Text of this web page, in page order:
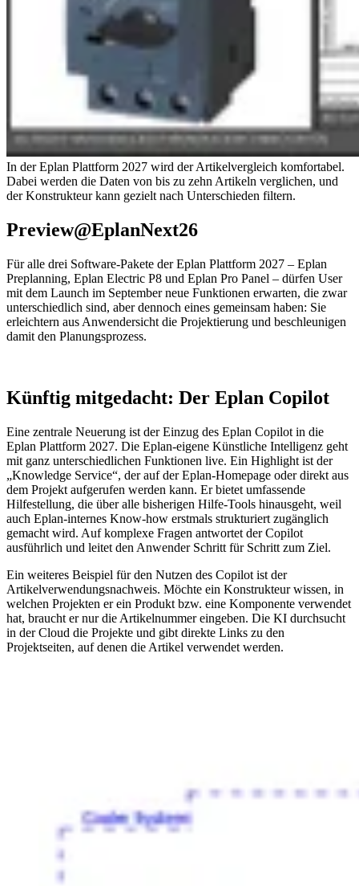
In der Eplan Plattform 2027 wird der Artikelvergleich komfortabel.
Dabei werden die Daten von bis zu zehn Artikeln verglichen, und
der Konstrukteur kann gezielt nach Unterschieden filtern.
Preview@EplanNext26
Für alle drei Software-Pakete der Eplan Plattform 2027 – Eplan
Preplanning, Eplan Electric P8 und Eplan Pro Panel – dürfen User
mit dem Launch im September neue Funktionen erwarten, die zwar
unterschiedlich sind, aber dennoch eines gemeinsam haben: Sie
erleichtern aus Anwendersicht die Projektierung und beschleunigen
damit den Planungsprozess.
Künftig mitgedacht: Der Eplan Copilot
Eine zentrale Neuerung ist der Einzug des Eplan Copilot in die
Eplan Plattform 2027. Die Eplan-eigene Künstliche Intelligenz geht
mit ganz unterschiedlichen Funktionen live. Ein Highlight ist der
„Knowledge Service“, der auf der Eplan-Homepage oder direkt aus
dem Projekt aufgerufen werden kann. Er bietet umfassende
Hilfestellung, die über alle bisherigen Hilfe-Tools hinausgeht, weil
auch Eplan-internes Know-how erstmals strukturiert zugänglich
gemacht wird. Auf komplexe Fragen antwortet der Copilot
ausführlich und leitet den Anwender Schritt für Schritt zum Ziel.
Ein weiteres Beispiel für den Nutzen des Copilot ist der
Artikelverwendungsnachweis. Möchte ein Konstrukteur wissen, in
welchen Projekten er ein Produkt bzw. eine Komponente verwendet
hat, braucht er nur die Artikelnummer eingeben. Die KI durchsucht
in der Cloud die Projekte und gibt direkte Links zu den
Projektseiten, auf denen die Artikel verwendet werden.